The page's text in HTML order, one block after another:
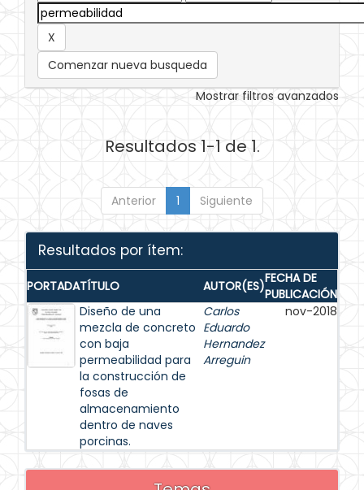
Comenzar nueva busqueda
Mostrar filtros avanzados
Resultados 1-1 de 1.
Anterior 1 Siguiente
Resultados por ítem:
PORTADATÍTULO AUTOR(ES)FECHA DE
PUBLICACIÓN
Diseño de una
mezcla de concreto
con baja
permeabilidad para
la construcción de
fosas de
almacenamiento
dentro de naves
porcinas.
Carlos
Eduardo
Hernandez
Arreguin
nov-2018